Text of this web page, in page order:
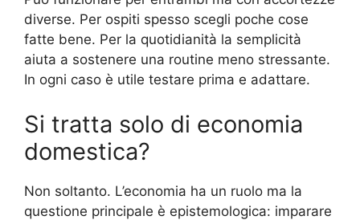
diverse. Per ospiti spesso scegli poche cose
fatte bene. Per la quotidianità la semplicità
aiuta a sostenere una routine meno stressante.
In ogni caso è utile testare prima e adattare.
Si tratta solo di economia
domestica?
Non soltanto. L’economia ha un ruolo ma la
questione principale è epistemologica: imparare